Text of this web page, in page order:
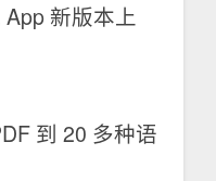
新版本上
到 20 多种语